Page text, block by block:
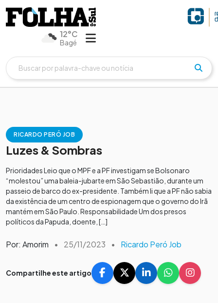
12°C
Bagé
RICARDO PERÓ JOB
Luzes & Sombras
​Prioridades Leio que o MPF e a PF investigam se Bolsonaro
“molestou” uma baleia-jubarte em São Sebastião, durante um
passeio de barco do ex-presidente. Também li que a PF não sabia
da existência de um centro de espionagem que o governo do Irã
mantém em São Paulo. Responsabilidade Um dos presos
políticos da Papuda, doente, […]
Por: Amorim • 25/11/2023 • Ricardo Peró Job
Compartilhe este artigo